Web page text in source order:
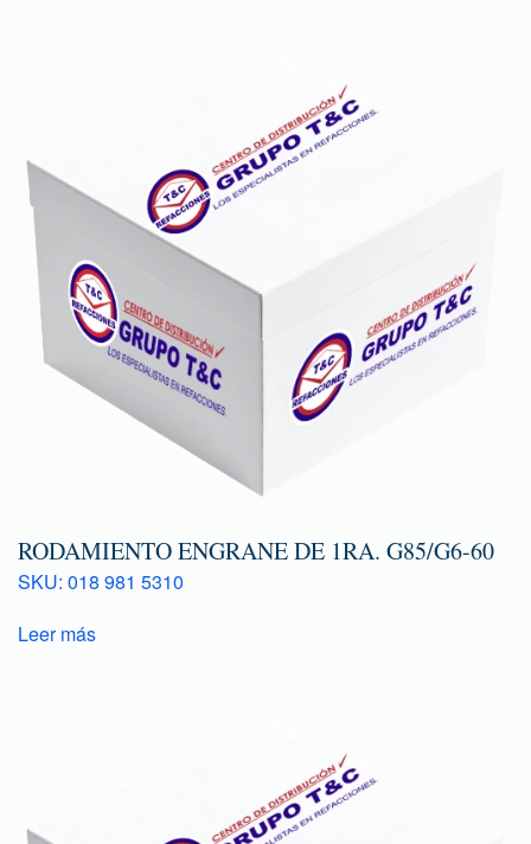
RODAMIENTO ENGRANE DE 1RA. G85/G6-60
SKU: 018 981 5310
Leer más